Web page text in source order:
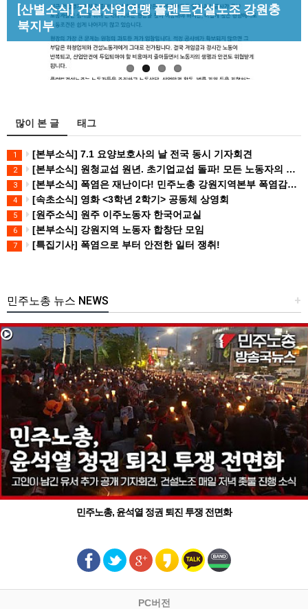
[성명] 막을 수 있었던 죽음, HL만도가 책임져라 :
청년노동자 사망사고의 철저한 진상규…
[산별소식] 건설산업연맹 플랜트건설노조 강원충
북지부
[강릉,속초,원주,춘천] 폭염감시단 사업 이모저모
[조합원☆인터뷰] 서비스연맹 전국학교비정규직노
동조합 강원지부 김유미 춘천지회장
Previous
많이 본 글 태그
1 [본부소식] 7.1 요양보호사의 날 전국 동시 기자회견
2 [본부소식] 원청교섭 원년. 초기업교섭 돌파! 모든 노동자의 노동기본권 쟁취! 민주노총 7.15 총파업대회
3 [본부소식] 폭염은 재난이다! 민주노총 강원지역본부 폭염감시단 선포 기자회견
4 [속초소식] 영화 <3학년 2학기> 공동체 상영회
5 [원주소식] 원주 이주노동자 한국어교실
6 [본부소식] 강원지역 노동자 합창단 모임
7 [특집기사] 폭염으로 부터 안전한 일터 쟁취!
+
민주노총 뉴스 NEWS
민주노총, 윤석열 정권 퇴진 투쟁 전면화
PC버전